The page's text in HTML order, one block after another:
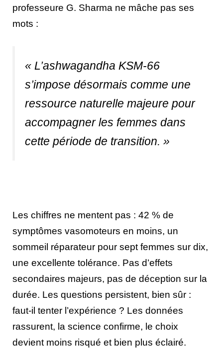
professeure G. Sharma ne mâche pas ses
mots :
« L’ashwagandha KSM-66
s’impose désormais comme une
ressource naturelle majeure pour
accompagner les femmes dans
cette période de transition. »
Les chiffres ne mentent pas : 42 % de
symptômes vasomoteurs en moins, un
sommeil réparateur pour sept femmes sur dix,
une excellente tolérance. Pas d’effets
secondaires majeurs, pas de déception sur la
durée. Les questions persistent, bien sûr :
faut-il tenter l’expérience ? Les données
rassurent, la science confirme, le choix
devient moins risqué et bien plus éclairé.